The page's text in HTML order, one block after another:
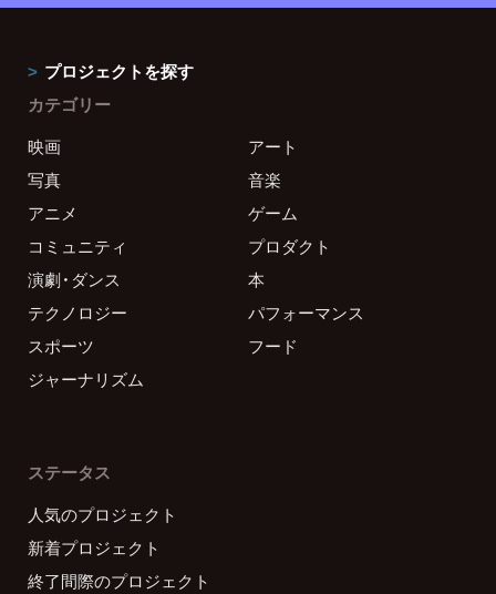
プロジェクトを探す
カテゴリー
映画
アート
写真
音楽
アニメ
ゲーム
コミュニティ
プロダクト
演劇・ダンス
本
テクノロジー
パフォーマンス
スポーツ
フード
ジャーナリズム
ステータス
人気のプロジェクト
新着プロジェクト
終了間際のプロジェクト